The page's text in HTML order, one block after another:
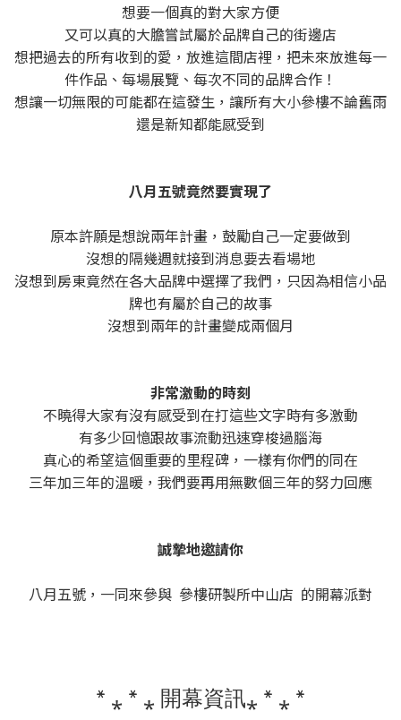
想要一個真的對大家方便
又可以真的大膽嘗試屬於品牌自己的街邊店
想把過去的所有收到的愛，放進這間店裡，把未來放進每一
件作品、每場展覽、每次不同的品牌合作！
想讓一切無限的可能都在這發生，讓所有大小參樓不論舊雨
還是新知都能感受到
八月五號竟然要實現了
原本許願是想說兩年計畫，鼓勵自己一定要做到
沒想的隔幾週就接到消息要去看場地
沒想到房東竟然在各大品牌中選擇了我們，只因為相信小品
牌也有屬於自己的故事
沒想到兩年的計畫變成兩個月
非常激動的時刻
不曉得大家有沒有感受到在打這些文字時有多激動
有多少回憶跟故事流動迅速穿梭過腦海
真心的希望這個重要的里程碑，一樣有你們的同在
三年加三年的溫暖，我們要再用無數個三年的努力回應
誠摯地邀請你
八月五號，一同來參與 參樓研製所中山店 的開幕派對
* ⁎ * ⁎ 開幕資訊⁎ * ⁎ *